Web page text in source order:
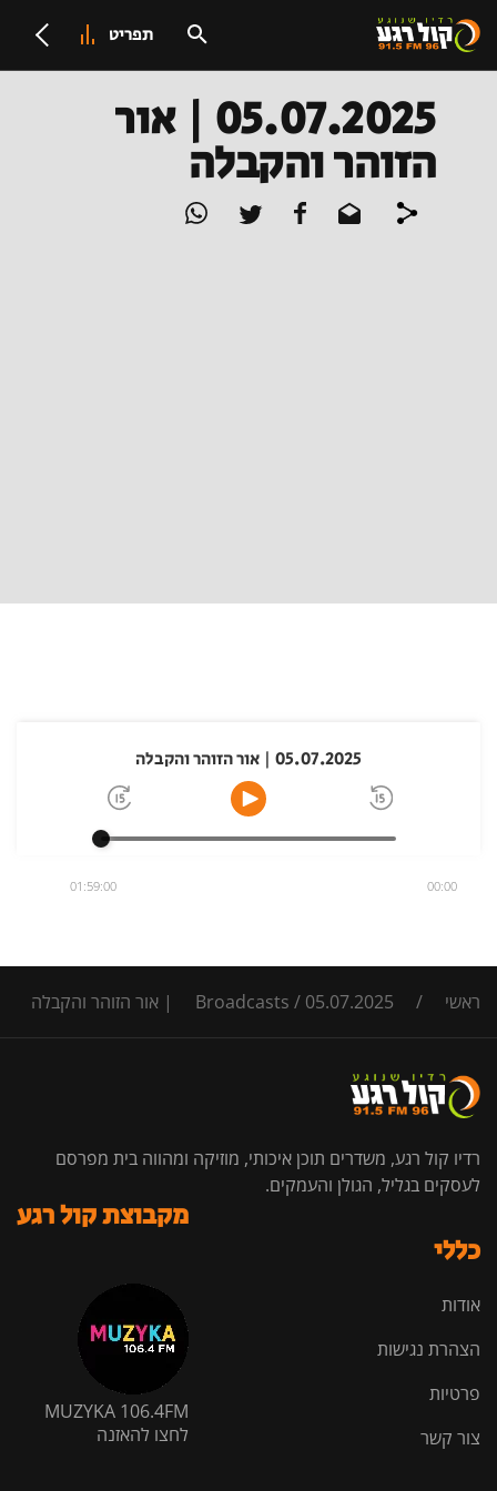
תפריט
05.07.2025 | אור
הזוהר והקבלה
05.07.2025 | אור הזוהר והקבלה
00:00
01:59:00
ראשי /
Broadcasts / 05.07.2025 | אור הזוהר והקבלה
רדיו קול רגע, משדרים תוכן איכותי, מוזיקה ומהווה בית מפרסם
לעסקים בגליל, הגולן והעמקים.
כללי
אודות
הצהרת נגישות
פרטיות
צור קשר
מקבוצת קול רגע
MUZYKA 106.4FM
לחצו להאזנה